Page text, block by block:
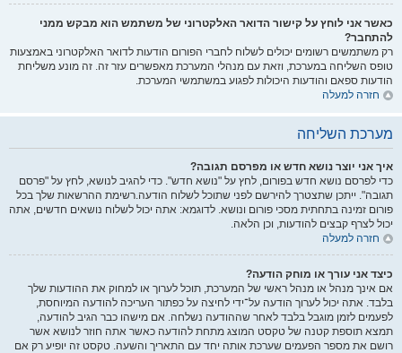
כאשר אני לוחץ על קישור הדואר האלקטרוני של משתמש הוא מבקש ממני
להתחבר?
רק משתמשים רשומים יכולים לשלוח לחברי הפורום הודעות לדואר האלקטרוני באמצעות
טופס השליחה במערכת, וזאת עם מנהלי המערכת מאפשרים עזר זה. זה מונע משליחת
הודעות ספאם והודעות היכולות לפגוע במשתמשי המערכת.
חזרה למעלה
מערכת השליחה
איך אני יוצר נושא חדש או מפרסם תגובה?
כדי לפרסם נושא חדש בפורום, לחץ על "נושא חדש". כדי להגיב לנושא, לחץ על "פרסם
תגובה". ייתכן שתצטרך להירשם לפני שתוכל לשלוח הודעה.רשימת ההרשאות שלך בכל
פורום זמינה בתחתית מסכי פורום ונושא. לדוגמא: אתה יכול לשלוח נושאים חדשים, אתה
יכול לצרף קבצים להודעות, וכן הלאה.
חזרה למעלה
כיצד אני עורך או מוחק הודעה?
אם אינך מנהל או מנהל ראשי של המערכת, תוכל לערוך או למחוק את ההודעות שלך
בלבד. אתה יכול לערוך הודעה על־ידי לחיצה על כפתור העריכה להודעה המיוחסת,
לפעמים לזמן מוגבל בלבד לאחר שההודעה נשלחה. אם מישהו כבר הגיב להודעה,
תמצא תוספת קטנה של טקסט המוצג מתחת להודעה כאשר אתה חוזר לנושא אשר
רושם את מספר הפעמים שערכת אותה יחד עם התאריך והשעה. טקסט זה יופיע רק אם